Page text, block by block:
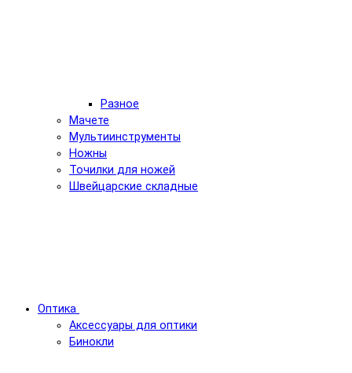
Разное
Мачете
Мультиинструменты
Ножны
Точилки для ножей
Швейцарские складные
Оптика
Аксессуары для оптики
Бинокли